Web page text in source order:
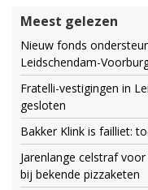
Meest gelezen
Nieuw fonds
Leidschendam-
Fratelli-vestigingen in
gesloten
Bakker Klink is failliet:
Jarenlange celstraf
bij bekende pizzaketen